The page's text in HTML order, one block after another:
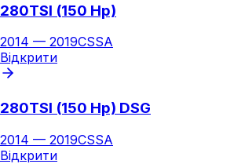
280TSI (150 Hp)
2014 — 2019CSSA
Відкрити
280TSI (150 Hp) DSG
2014 — 2019CSSA
Відкрити